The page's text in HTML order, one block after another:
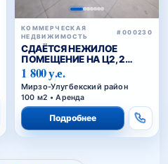
КОММЕРЧЕСКАЯ
НЕДВИЖИМОСТЬ
#000230
СДАЁТСЯ НЕЖИЛОЕ
ПОМЕЩЕНИЕ НА Ц2, 2
ЛИНИЯ ВДОЛЬ ДОРОГИ
1 800 у.е.
Мирзо-Улугбекский район
100 м2 • Аренда
Подробнее